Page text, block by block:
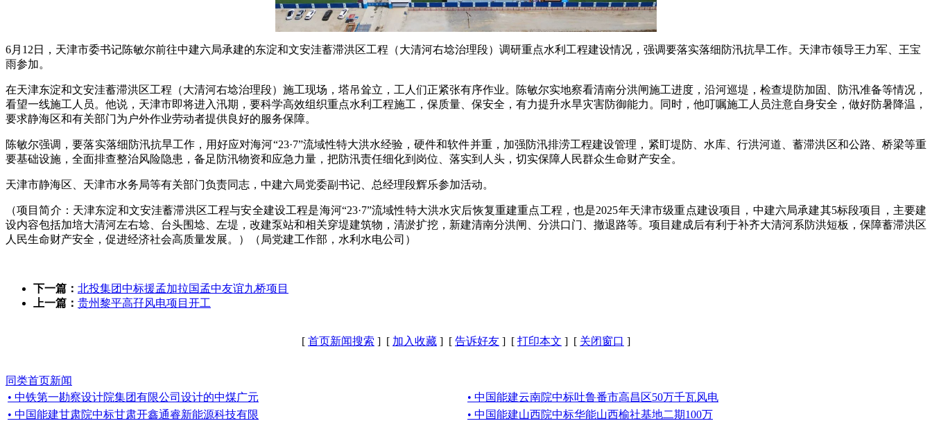
6月12日，天津市委书记陈敏尔前往中建六局承建的东淀和文安洼蓄滞洪区工程（大清河右埝治理段）调研重点水利工程建设情况，强调要落实落细防汛抗旱工作。天津市领导王力军、王宝
雨参加。
在天津东淀和文安洼蓄滞洪区工程（大清河右埝治理段）施工现场，塔吊耸立，工人们正紧张有序作业。陈敏尔实地察看清南分洪闸施工进度，沿河巡堤，检查堤防加固、防汛准备等情况，
看望一线施工人员。他说，天津市即将进入汛期，要科学高效组织重点水利工程施工，保质量、保安全，有力提升水旱灾害防御能力。同时，他叮嘱施工人员注意自身安全，做好防暑降温，
要求静海区和有关部门为户外作业劳动者提供良好的服务保障。
陈敏尔强调，要落实落细防汛抗旱工作，用好应对海河“23·7”流域性特大洪水经验，硬件和软件并重，加强防汛排涝工程建设管理，紧盯堤防、水库、行洪河道、蓄滞洪区和公路、桥梁等重
要基础设施，全面排查整治风险隐患，备足防汛物资和应急力量，把防汛责任细化到岗位、落实到人头，切实保障人民群众生命财产安全。
天津市静海区、天津市水务局等有关部门负责同志，中建六局党委副书记、总经理段辉乐参加活动。
（项目简介：天津东淀和文安洼蓄滞洪区工程与安全建设工程是海河“23·7”流域性特大洪水灾后恢复重建重点工程，也是2025年天津市级重点建设项目，中建六局承建其5标段项目，主要建
设内容包括加培大清河左右埝、台头围埝、左堤，改建泵站和相关穿堤建筑物，清淤扩挖，新建清南分洪闸、分洪口门、撤退路等。项目建成后有利于补齐大清河系防洪短板，保障蓄滞洪区
人民生命财产安全，促进经济社会高质量发展。）（局党建工作部，水利水电公司）
下一篇： 北投集团中标援孟加拉国孟中友谊九桥项目
上一篇： 贵州黎平高孖风电项目开工
[ 首页新闻搜索 ] [ 加入收藏 ] [ 告诉好友 ] [ 打印本文 ] [ 关闭窗口 ]
同类首页新闻
• 中铁第一勘察设计院集团有限公司设计的中煤广元
• 中国能建云南院中标吐鲁番市高昌区50万千瓦风电
• 中国能建甘肃院中标甘肃开鑫通睿新能源科技有限
• 中国能建山西院中标华能山西榆社基地二期100万